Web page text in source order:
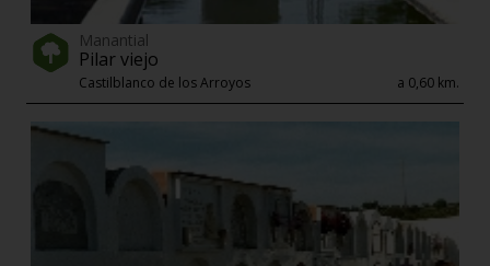
Manantial
Pilar viejo
Castilblanco de los Arroyos a 0,60 km.